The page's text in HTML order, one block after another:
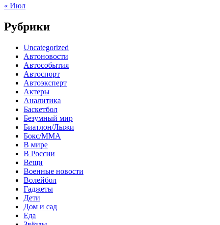
« Июл
Рубрики
Uncategorized
Автоновости
Автособытия
Автоспорт
Автоэксперт
Актеры
Аналитика
Баскетбол
Безумный мир
Биатлон/Лыжи
Бокс/MMA
В мире
В России
Вещи
Военные новости
Волейбол
Гаджеты
Дети
Дом и сад
Еда